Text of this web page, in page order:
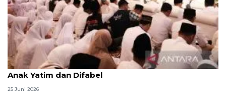
Menag jadikan setiap 10 Muharam sebagai Lebaran
Anak Yatim dan Difabel
25 Juni 2026